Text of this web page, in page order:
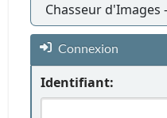
Chasseur d'Images
Connexion
Identifiant: